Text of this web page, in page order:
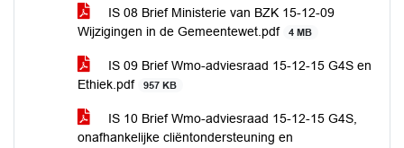
IS 08 Brief Ministerie van BZK 15-12-09
Wijzigingen in de Gemeentewet.pdf
4 MB
IS 09 Brief Wmo-adviesraad 15-12-15 G4S en
Ethiek.pdf
957 KB
IS 10 Brief Wmo-adviesraad 15-12-15 G4S,
onafhankelijke cliëntondersteuning en